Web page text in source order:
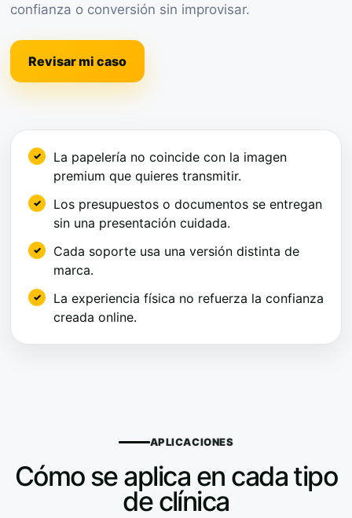
confianza o conversión sin improvisar.
Revisar mi caso
La papelería no coincide con la imagen
premium que quieres transmitir.
Los presupuestos o documentos se entregan
sin una presentación cuidada.
Cada soporte usa una versión distinta de
marca.
La experiencia física no refuerza la confianza
creada online.
APLICACIONES
Cómo se aplica en cada tipo
de clínica